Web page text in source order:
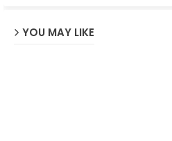
YOU MAY LIKE